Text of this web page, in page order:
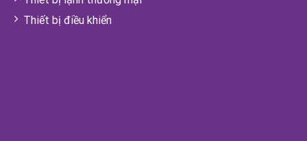
Thiết bị điều khiển